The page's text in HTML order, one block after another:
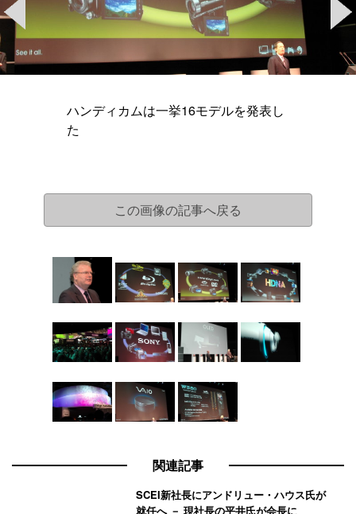
ハンディカムは一挙16モデルを発表し
た
この画像の記事へ戻る
関連記事
SCEI新社長にアンドリュー・ハウス氏が
就任へ － 現社長の平井氏が会長に